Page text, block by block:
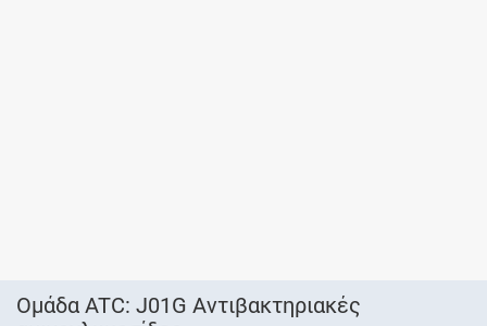
Ομάδα ATC: J01G Αντιβακτηριακές